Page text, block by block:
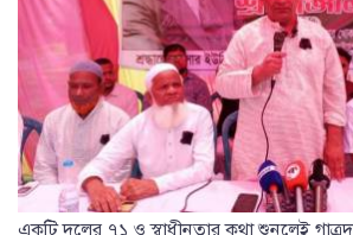
একটি দলের ৭১ ও স্বাধীনতার কথা শুনলেই